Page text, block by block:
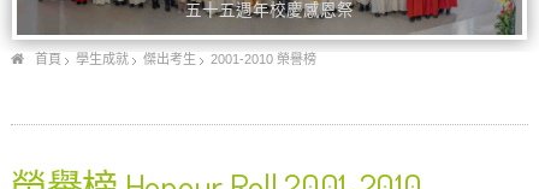
五十五週年校慶感恩祭
首頁 學生成就 傑出考生 2001-2010 榮譽榜